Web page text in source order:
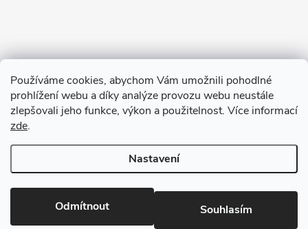
Používáme cookies, abychom Vám umožnili pohodlné
prohlížení webu a díky analýze provozu webu neustále
zlepšovali jeho funkce, výkon a použitelnost. Více informací
zde.
Nastavení
Odmítnout Souhlasím
Sledovat na Instagramu
Blog
Copyright 2026Mydlárna U Dvou koček. Všechna práva vyhrazena.
Upravit nastavení cookies